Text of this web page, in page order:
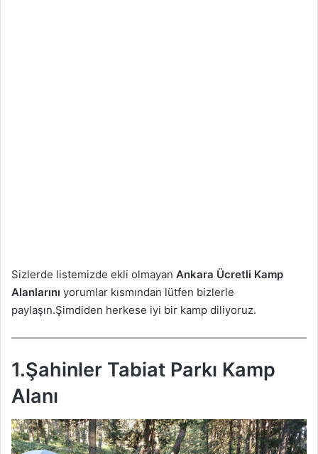
Sizlerde listemizde ekli olmayan Ankara Ücretli Kamp
Alanlarını yorumlar kısmından lütfen bizlerle
paylaşın.Şimdiden herkese iyi bir kamp diliyoruz.
1.Şahinler Tabiat Parkı Kamp
Alanı